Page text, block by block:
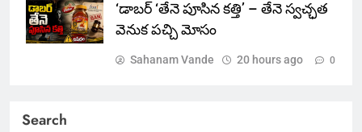
‘డాబర్ ‘తేనె పూసిన కత్తి’ – తేనె స్వచ్ఛత
వెనుక పచ్చి మోసం
Sahanam Vande 20 hours ago 0
Search